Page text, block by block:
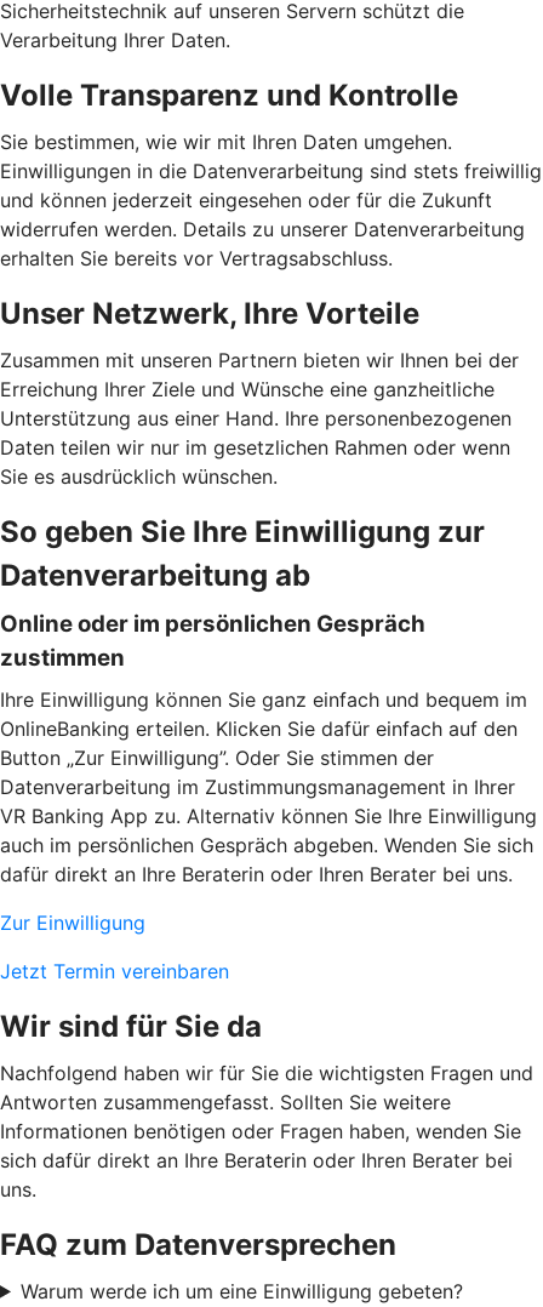
Sicherheitstechnik auf unseren Servern schützt die
Verarbeitung Ihrer Daten.
Volle Transparenz und Kontrolle
Sie bestimmen, wie wir mit Ihren Daten umgehen.
Einwilligungen in die Datenverarbeitung sind stets freiwillig
und können jederzeit eingesehen oder für die Zukunft
widerrufen werden. Details zu unserer Datenverarbeitung
erhalten Sie bereits vor Vertragsabschluss.
Unser Netzwerk, Ihre Vorteile
Zusammen mit unseren Partnern bieten wir Ihnen bei der
Erreichung Ihrer Ziele und Wünsche eine ganzheitliche
Unterstützung aus einer Hand. Ihre personenbezogenen
Daten teilen wir nur im gesetzlichen Rahmen oder wenn
Sie es ausdrücklich wünschen.
So geben Sie Ihre Einwilligung zur
Datenverarbeitung ab
Online oder im persönlichen Gespräch
zustimmen
Ihre Einwilligung können Sie ganz einfach und bequem im
OnlineBanking erteilen. Klicken Sie dafür einfach auf den
Button „Zur Einwilligung”. Oder Sie stimmen der
Datenverarbeitung im Zustimmungsmanagement in Ihrer
VR Banking App zu. Alternativ können Sie Ihre Einwilligung
auch im persönlichen Gespräch abgeben. Wenden Sie sich
dafür direkt an Ihre Beraterin oder Ihren Berater bei uns.
Zur Einwilligung
Jetzt Termin vereinbaren
Wir sind für Sie da
Nachfolgend haben wir für Sie die wichtigsten Fragen und
Antworten zusammengefasst. Sollten Sie weitere
Informationen benötigen oder Fragen haben, wenden Sie
sich dafür direkt an Ihre Beraterin oder Ihren Berater bei
uns.
FAQ zum Datenversprechen
Warum werde ich um eine Einwilligung gebeten?